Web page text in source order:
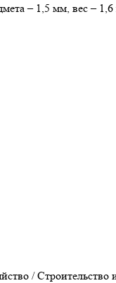
– 1,5 мм, вес –
/